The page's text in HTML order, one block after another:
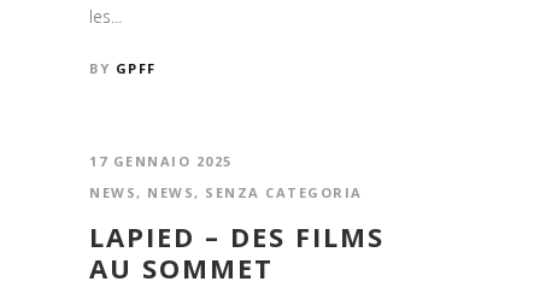
les...
BY GPFF
17 GENNAIO 2025
NEWS, NEWS, SENZA CATEGORIA
LAPIED – DES FILMS
AU SOMMET